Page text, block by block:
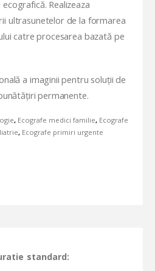
Realizeaza
ultrasunetelor de la formarea
catre procesarea bazată pe
a imaginii pentru soluții de
permanente.
, Ecografe medici familie, Ecografe
, Ecografe primiri urgente
standard: